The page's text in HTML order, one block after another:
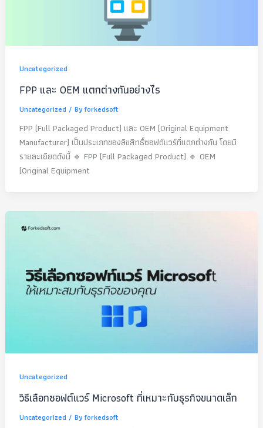
Uncategorized
FPP และ OEM แตกต่างกันอย่างไร
Uncategorized / Byforkedsoft
FPP (Full Packaged Product) และ OEM (Original Equipment
Manufacturer) เป็นประเภทของลิขสิทธิ์ซอฟต์แวร์ที่แตกต่างกัน โดยมี
รายละเอียดดังนี้ 🔹 FPP (Full Packaged Product) 🔹 OEM
(Original Equipment
Uncategorized
วิธีเลือกซอฟต์แวร์ Microsoft ที่เหมาะกับธุรกิจขนาดเล็ก
Uncategorized / Byforkedsoft